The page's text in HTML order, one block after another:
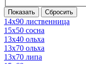
14х90 лиственница
15х50 сосна
13х40 ольха
13х70 ольха
13х70 липа